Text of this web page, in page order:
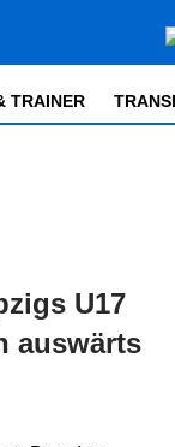
TRAINER
U17
auswärts